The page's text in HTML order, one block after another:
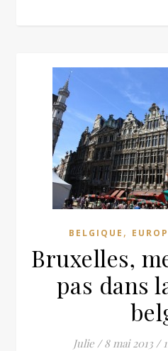
BELGIQUE ,
Bruxelles,
pas dans
Julie / 8 mai 2013 /